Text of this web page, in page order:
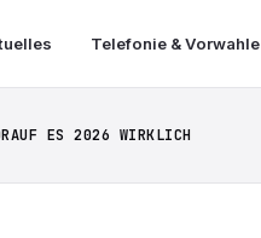
Telefonie &
ES 2026 WIRKLICH